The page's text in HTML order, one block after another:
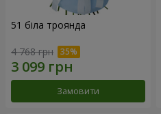
51 біла троянда
4 768 грн
Замовити